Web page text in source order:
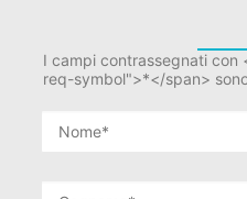
I campi contrassegnati con
req-symbol">*</span>